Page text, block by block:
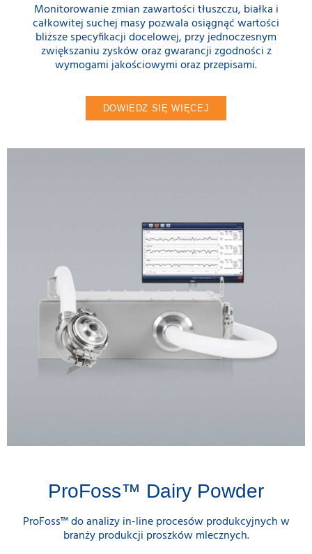
Monitorowanie zmian zawartości tłuszczu, białka i
całkowitej suchej masy pozwala osiągnąć wartości
bliższe specyfikacji docelowej, przy jednoczesnym
zwiększaniu zysków oraz gwarancji zgodności z
wymogami jakościowymi oraz przepisami.
DOWIEDZ SIĘ WIĘCEJ
ProFoss™ Dairy Powder
ProFoss™ do analizy in-line procesów produkcyjnych w
branży produkcji proszków mlecznych.